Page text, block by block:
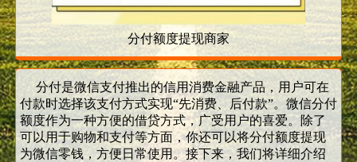
分付额度提现商家
分付是微信支付推出的信用消费金融产品，用户可在
付款时选择该支付方式实现“先消费、后付款”。微信分付
额度作为一种方便的借贷方式，广受用户的喜爱。除了
可以用于购物和支付等方面，你还可以将分付额度提现
为微信零钱，方便日常使用。接下来，我们将详细介绍